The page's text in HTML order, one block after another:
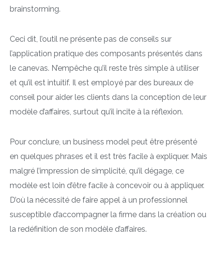
brainstorming.
Ceci dit, l’outil ne présente pas de conseils sur
l’application pratique des composants présentés dans
le canevas. N’empêche qu’il reste très simple à utiliser
et qu’il est intuitif. Il est employé par des bureaux de
conseil pour aider les clients dans la conception de leur
modèle d’affaires, surtout qu’il incite à la réflexion.
Pour conclure, un business model peut être présenté
en quelques phrases et il est très facile à expliquer. Mais
malgré l’impression de simplicité, qu’il dégage, ce
modèle est loin d’être facile à concevoir ou à appliquer.
D’où la nécessité de faire appel à un professionnel
susceptible d’accompagner la firme dans la création ou
la redéfinition de son modèle d’affaires.